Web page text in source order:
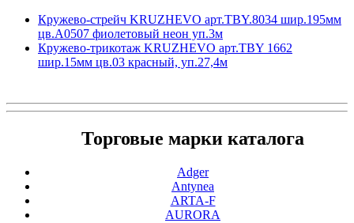
Кружево-стрейч KRUZHEVO арт.TBY.8034 шир.195мм
цв.A0507 фиолетовый неон уп.3м
Кружево-трикотаж KRUZHEVO арт.TBY 1662
шир.15мм цв.03 красный, уп.27,4м
Торговые марки каталога
Adger
Antynea
ARTA-F
AURORA